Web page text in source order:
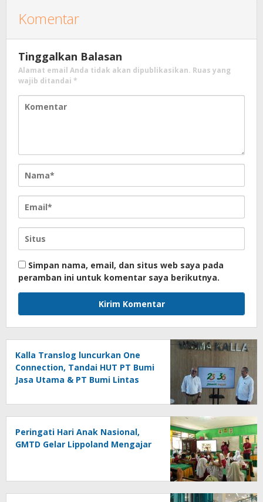
Komentar
Tinggalkan Balasan
Alamat email Anda tidak akan dipublikasikan. Ruas yang
wajib ditandai *
Simpan nama, email, dan situs web saya pada
peramban ini untuk komentar saya berikutnya.
Kalla Translog luncurkan One
Connection, Tandai HUT PT Bumi
Jasa Utama & PT Bumi Lintas
Peringati Hari Anak Nasional,
GMTD Gelar Lippoland Mengajar